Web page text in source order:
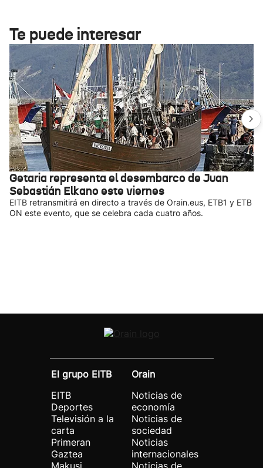
Te puede interesar
Getaria representa el desembarco de Juan
Sebastián Elkano este viernes
EITB retransmitirá en directo a través de Orain.eus, ETB1 y ETB
ON este evento, que se celebra cada cuatro años.
El grupo EITB
EITB
Deportes
Televisión a la
carta
Primeran
Gaztea
Makusi
Orain
Noticias de
economía
Noticias de
sociedad
Noticias
internacionales
Noticias de